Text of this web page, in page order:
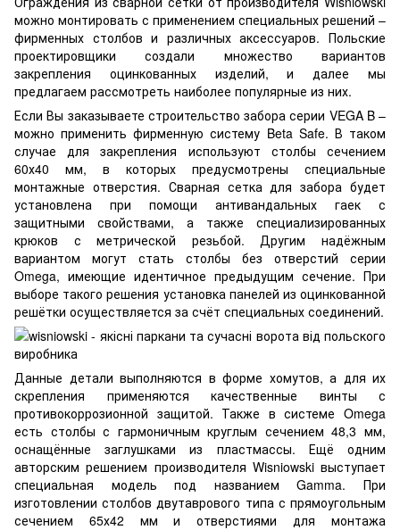
можно монтировать с применением специальных решений –
фирменных столбов и различных аксессуаров. Польские
проектировщики создали множество вариантов
закрепления оцинкованных изделий, и далее мы
предлагаем рассмотреть наиболее популярные из них.
Если Вы заказываете строительство забора серии VEGA B –
можно применить фирменную систему Beta Safe. В таком
случае для закрепления используют столбы сечением
60х40 мм, в которых предусмотрены специальные
монтажные отверстия. Сварная сетка для забора будет
установлена при помощи антивандальных гаек с
защитными свойствами, а также специализированных
крюков с метрической резьбой. Другим надёжным
вариантом могут стать столбы без отверстий серии
Omega, имеющие идентичное предыдущим сечение. При
выборе такого решения установка панелей из оцинкованной
решётки осуществляется за счёт специальных соединений.
Данные детали выполняются в форме хомутов, а для их
скрепления применяются качественные винты с
противокоррозионной защитой. Также в системе Omega
есть столбы с гармоничным круглым сечением 48,3 мм,
оснащённые заглушками из пластмассы. Ещё одним
авторским решением производителя Wisniowski выступает
специальная модель под названием Gamma. При
изготовлении столбов двутаврового типа с прямоугольным
сечением 65х42 мм и отверстиями для монтажа